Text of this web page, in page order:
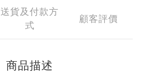
送貨及付款方
式
顧客評價
商品描述